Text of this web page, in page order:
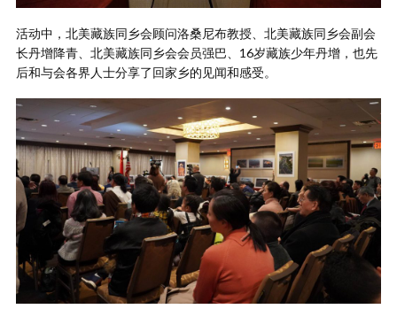
活动中，北美藏族同乡会顾问洛桑尼布教授、北美藏族同乡会副会
长丹增降青、北美藏族同乡会会员强巴、16岁藏族少年丹增，也先
后和与会各界人士分享了回家乡的见闻和感受。